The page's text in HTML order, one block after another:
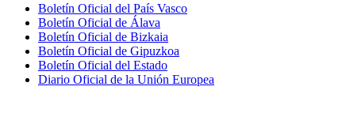
Boletín Oficial del País Vasco
Boletín Oficial de Álava
Boletín Oficial de Bizkaia
Boletín Oficial de Gipuzkoa
Boletín Oficial del Estado
Diario Oficial de la Unión Europea